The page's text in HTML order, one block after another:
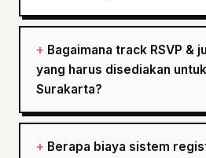
Bagaimana track RSVP &
yang harus disediakan
Surakarta?
Berapa biaya sistem